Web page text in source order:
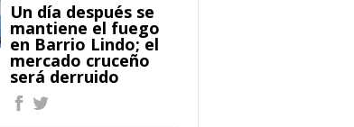
Un día después se
mantiene el fuego
en Barrio Lindo; el
mercado cruceño
será derruido